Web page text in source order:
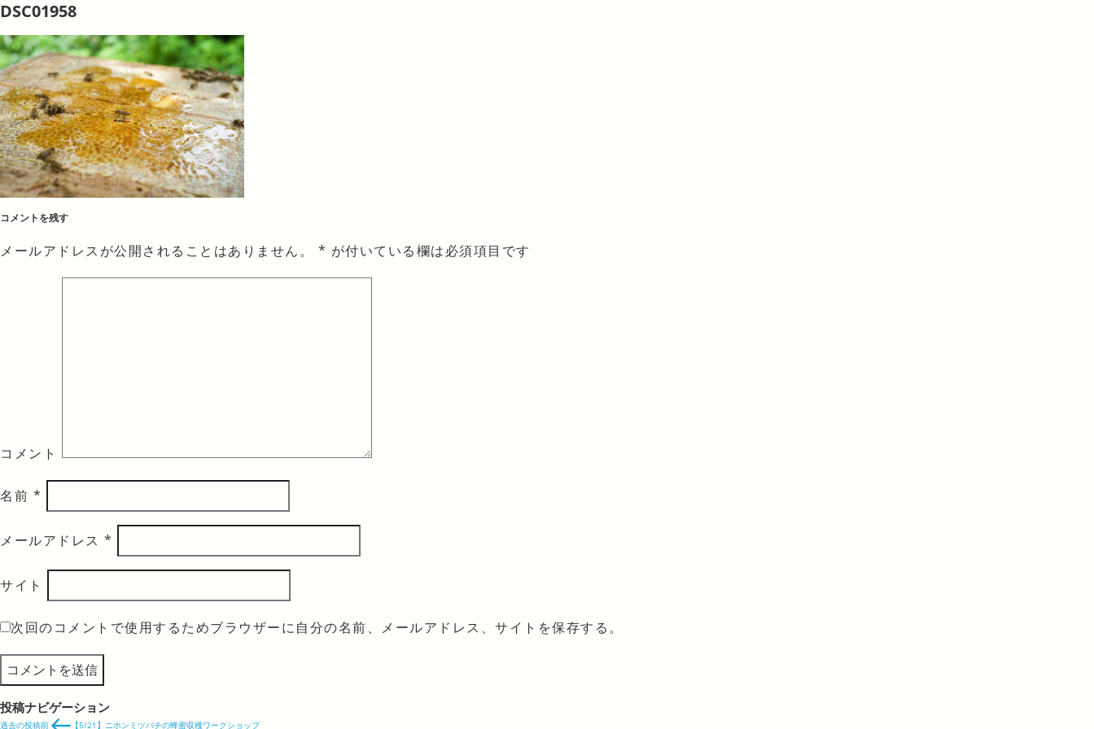
DSC01958
コメントを残す
メールアドレスが公開されることはありません。 * が付いている欄は必須項目です
コメント
名前 *
メールアドレス *
サイト
次回のコメントで使用するためブラウザーに自分の名前、メールアドレス、サイトを保存する。
投稿ナビゲーション
過去の投稿前 【5/21】ニホンミツバチの蜂蜜収穫ワークショップ